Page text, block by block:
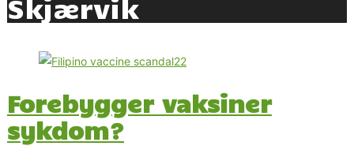
Skjærvik
Forebygger vaksiner
sykdom?